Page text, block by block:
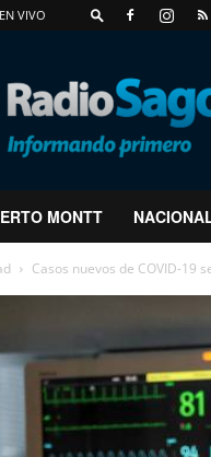
VIVO
MONTT
Casos nuevos de COVID-19